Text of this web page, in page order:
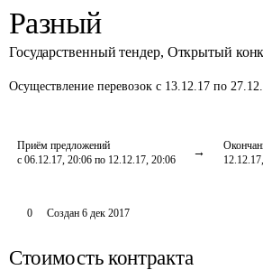
Разный
Государственный тендер, Открытый
Осуществление перевозок с 13.12.17 по
Приём предложений
с 06.12.17, 20:06 по 12.12.17, 20:06
0 Создан 6 дек 2017
Стоимость контракта